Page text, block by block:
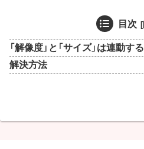
目次
「解像度」と「サイズ」は連動する
解決方法